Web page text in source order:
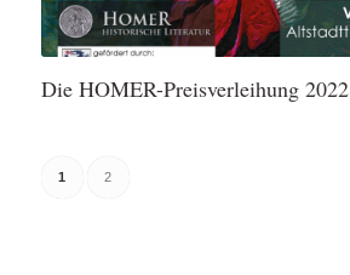
Die HOMER-Preisverleihung 2022
1 2